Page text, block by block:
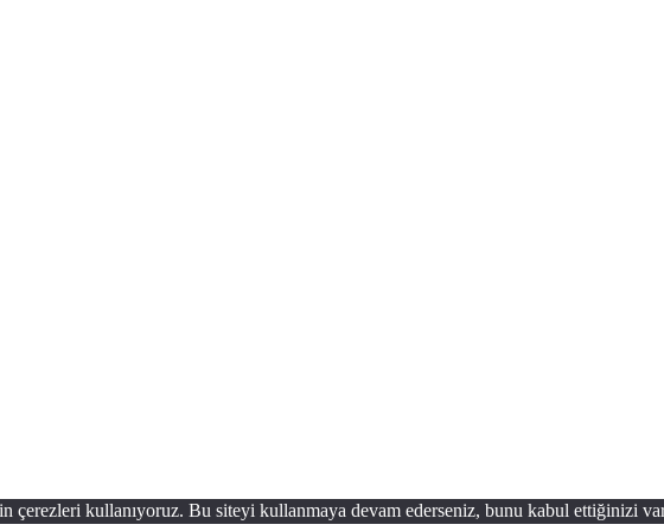
çerezleri kullanıyoruz. Bu siteyi kullanmaya devam ederseniz, bunu kabul ettiğinizi